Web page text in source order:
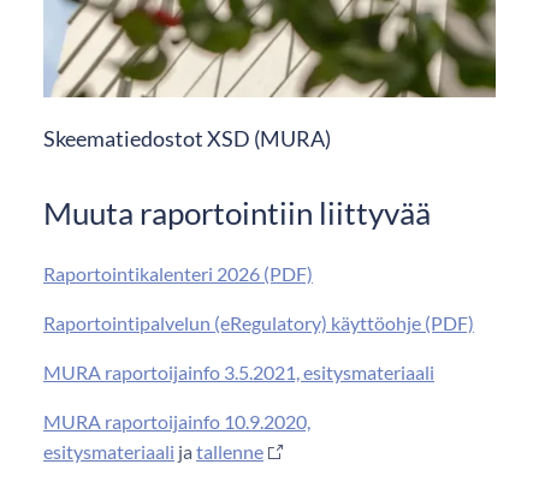
Skeematiedostot XSD (MURA)
Muuta raportointiin liittyvää
Raportointikalenteri 2026 (PDF)
Raportointipalvelun (eRegulatory) käyttöohje (PDF)
MURA raportoijainfo 3.5.2021, esitysmateriaali
MURA raportoijainfo 10.9.2020,
esitysmateriaali ja tallenne